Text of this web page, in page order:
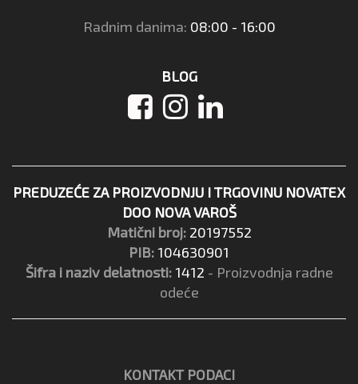
Radnim danima: 08:00 - 16:00
BLOG
PREDUZEĆE ZA PROIZVODNJU I TRGOVINU NOVATEX
DOO NOVA VAROŠ
Matični broj: 20197552
PIB: 104630901
Šifra i naziv delatnosti: 1412 - Proizvodnja radne
odeće
KONTAKT PODACI